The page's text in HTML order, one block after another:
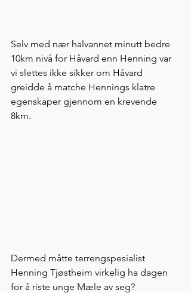
Selv med nær halvannet minutt bedre
10km nivå for Håvard enn Henning var
vi slettes ikke sikker om Håvard
greidde å matche Hennings klatre
egenskaper gjennom en krevende
8km.
Dermed måtte terrengspesialist
Henning Tjøstheim virkelig ha dagen
for å riste unge Mæle av seg?